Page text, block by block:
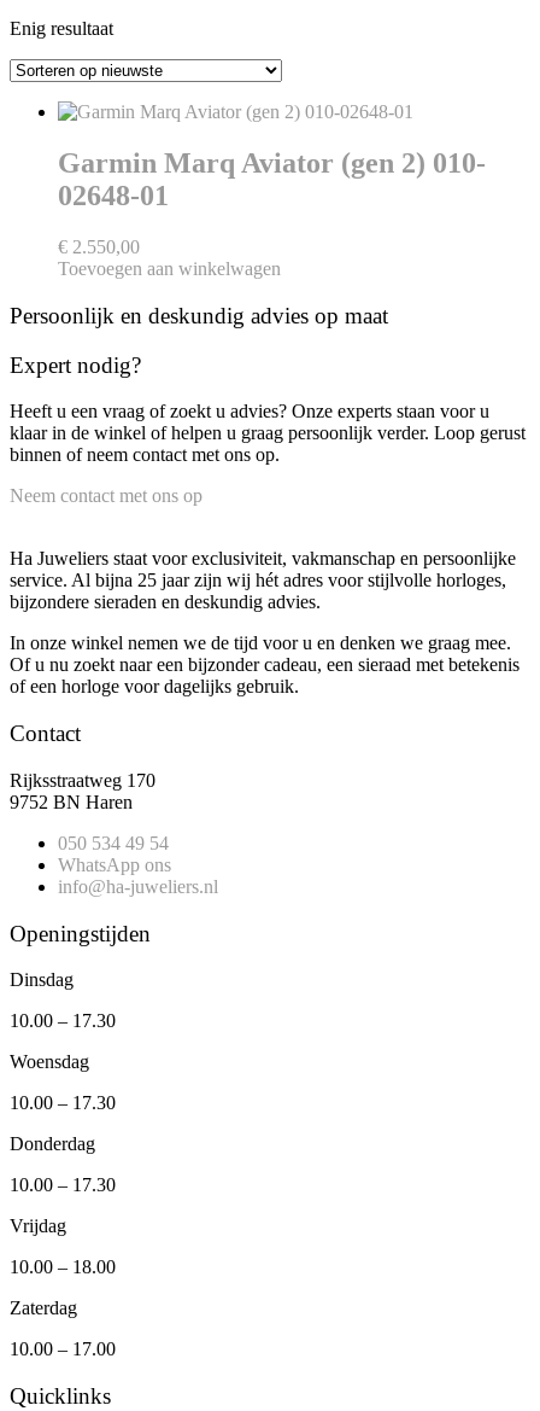
Enig resultaat
Garmin Marq Aviator (gen 2) 010-
02648-01
€ 2.550,00
Toevoegen aan winkelwagen
Persoonlijk en deskundig advies op maat
Expert nodig?
Heeft u een vraag of zoekt u advies? Onze experts staan voor u
klaar in de winkel of helpen u graag persoonlijk verder. Loop gerust
binnen of neem contact met ons op.
Neem contact met ons op
Ha Juweliers staat voor exclusiviteit, vakmanschap en persoonlijke
service. Al bijna 25 jaar zijn wij hét adres voor stijlvolle horloges,
bijzondere sieraden en deskundig advies.
In onze winkel nemen we de tijd voor u en denken we graag mee.
Of u nu zoekt naar een bijzonder cadeau, een sieraad met betekenis
of een horloge voor dagelijks gebruik.
Contact
Rijksstraatweg 170
9752 BN Haren
050 534 49 54
WhatsApp ons
info@ha-juweliers.nl
Openingstijden
Dinsdag
10.00 – 17.30
Woensdag
10.00 – 17.30
Donderdag
10.00 – 17.30
Vrijdag
10.00 – 18.00
Zaterdag
10.00 – 17.00
Quicklinks